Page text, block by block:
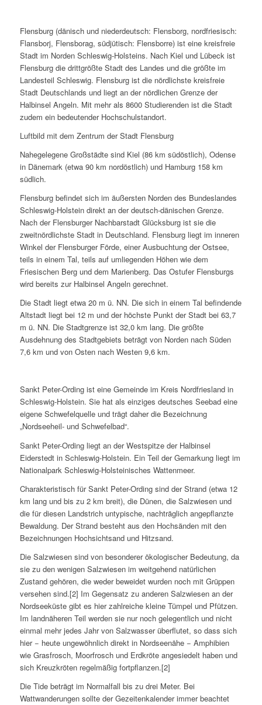
Flensburg (dänisch und niederdeutsch: Flensborg, nordfriesisch:
Flansborj, Flensborag, südjütisch: Flensborre) ist eine kreisfreie
Stadt im Norden Schleswig-Holsteins. Nach Kiel und Lübeck ist
Flensburg die drittgrößte Stadt des Landes und die größte im
Landesteil Schleswig. Flensburg ist die nördlichste kreisfreie
Stadt Deutschlands und liegt an der nördlichen Grenze der
Halbinsel Angeln. Mit mehr als 8600 Studierenden ist die Stadt
zudem ein bedeutender Hochschulstandort.
Luftbild mit dem Zentrum der Stadt Flensburg
Nahegelegene Großstädte sind Kiel (86 km südöstlich), Odense
in Dänemark (etwa 90 km nordöstlich) und Hamburg 158 km
südlich.
Flensburg befindet sich im äußersten Norden des Bundeslandes
Schleswig-Holstein direkt an der deutsch-dänischen Grenze.
Nach der Flensburger Nachbarstadt Glücksburg ist sie die
zweitnördlichste Stadt in Deutschland. Flensburg liegt im inneren
Winkel der Flensburger Förde, einer Ausbuchtung der Ostsee,
teils in einem Tal, teils auf umliegenden Höhen wie dem
Friesischen Berg und dem Marienberg. Das Ostufer Flensburgs
wird bereits zur Halbinsel Angeln gerechnet.
Die Stadt liegt etwa 20 m ü. NN. Die sich in einem Tal befindende
Altstadt liegt bei 12 m und der höchste Punkt der Stadt bei 63,7
m ü. NN. Die Stadtgrenze ist 32,0 km lang. Die größte
Ausdehnung des Stadtgebiets beträgt von Norden nach Süden
7,6 km und von Osten nach Westen 9,6 km.
Sankt Peter-Ording ist eine Gemeinde im Kreis Nordfriesland in
Schleswig-Holstein. Sie hat als einziges deutsches Seebad eine
eigene Schwefelquelle und trägt daher die Bezeichnung
„Nordseeheil- und Schwefelbad“.
Sankt Peter-Ording liegt an der Westspitze der Halbinsel
Eiderstedt in Schleswig-Holstein. Ein Teil der Gemarkung liegt im
Nationalpark Schleswig-Holsteinisches Wattenmeer.
Charakteristisch für Sankt Peter-Ording sind der Strand (etwa 12
km lang und bis zu 2 km breit), die Dünen, die Salzwiesen und
die für diesen Landstrich untypische, nachträglich angepflanzte
Bewaldung. Der Strand besteht aus den Hochsänden mit den
Bezeichnungen Hochsichtsand und Hitzsand.
Die Salzwiesen sind von besonderer ökologischer Bedeutung, da
sie zu den wenigen Salzwiesen im weitgehend natürlichen
Zustand gehören, die weder beweidet wurden noch mit Grüppen
versehen sind.[2] Im Gegensatz zu anderen Salzwiesen an der
Nordseeküste gibt es hier zahlreiche kleine Tümpel und Pfützen.
Im landnäheren Teil werden sie nur noch gelegentlich und nicht
einmal mehr jedes Jahr von Salzwasser überflutet, so dass sich
hier − heute ungewöhnlich direkt in Nordseenähe − Amphibien
wie Grasfrosch, Moorfrosch und Erdkröte angesiedelt haben und
sich Kreuzkröten regelmäßig fortpflanzen.[2]
Die Tide beträgt im Normalfall bis zu drei Meter. Bei
Wattwanderungen sollte der Gezeitenkalender immer beachtet